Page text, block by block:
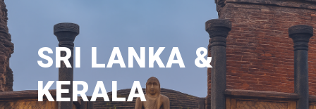
SRI LANKA &
KERALA